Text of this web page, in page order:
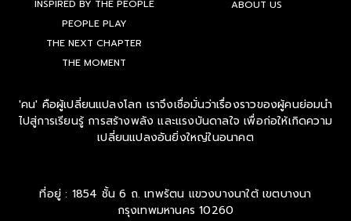
INSPIRED BY THE PEOPLE
PEOPLE PLAY
THE NEXT CHAPTER
THE MOMENT
ABOUT US
'คน' คือผู้เปลี่ยนแปลงโลก เราจึงเชื่อมั่นว่าเรื่องราวของผู้คนย่อมนำ
ไปสู่การเรียนรู้ การสร้างพลัง และแรงบันดาลใจ เพื่อก่อให้เกิดความ
เปลี่ยนแปลงอันยิ่งใหญ่ในอนาคต
ที่อยู่ : 1854 ชั้น 6 ถ. เทพรัตน แขวงบางนาใต้ เขตบางนา
กรุงเทพมหานคร 10260